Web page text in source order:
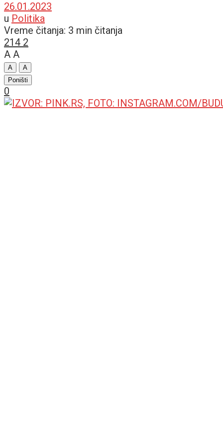
26.01.2023
u Politika
Vreme čitanja: 3 min čitanja
214 2
A A
A
A
Poništi
0